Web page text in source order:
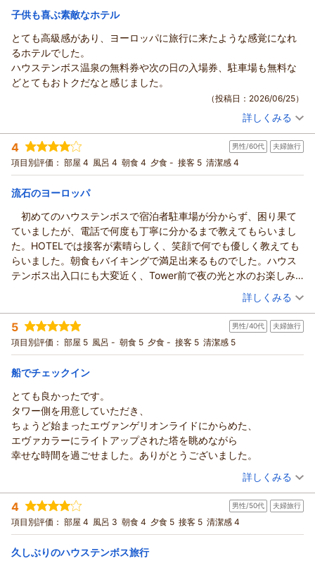
す。
ます。今後も、お越し頂くお客様お一人おひとりに、心に残る
めて参ります。是非、また近い将来、当ホテルへご帰館頂けま
す日を楽しみに心よりお待ち申し上げております。ありがとう
ございました。
食べ続ける気持ちもなくなってしまいした。謝罪も丁寧にしてい
ただきましたがやはり残念な気持ちは大きいです。もしまた機会
があれば1人のときは、和食か洋食コースにするべきかとまた1人
ブッフェでは自分の方が気をつけるべきマナーもまだまだあるな
と反省もし、結果として良い経験ができました。
素敵なホテルヨーロッパで、素敵なスタッフさん方々素敵な時間
宿泊価格帯： 30,001円以上(大人一人あたり/税込)
ホテルヨーロッパ ハウステンボスからの返信
先日は、ホテルヨーロッパにご宿泊頂き、誠にありがとうござ
いました。また、この度は、ご帰宅後のお忙しい時間を割い
て、ご丁寧なるご意見、ご感想をお寄せ頂きましたこと、重ね
て御礼申し上げます。20年ぶりにホテルヨーロッパへお帰りい
ただきましたことを大変光栄に思っております。また、ご滞在
中はバーでのひとときや、スタッフの対応につきまして温かい
お言葉を賜り、誠にありがとうございます。館内でのご挨拶や
お荷物のお預かり、パーク内のご案内など、スタッフへのお褒
めのお言葉は、私どもにとりまして何よりの励みでございま
す。しかしながら、ご朝食の際には、お食事の途中にもかかわ
食のお時間に残念なお気持ちをお掛けしましたこと、心よりお
詫び申し上げます。お客様ご自身のお気遣いまでお聞かせいた
だきましたが、本来であれば、スタッフがお客様のご利用状況
を十分に確認したうえで対応すべきことであり、配慮に欠ける
対応となりましたことを真摯に受け止めております。いただき
ましたご意見は関係部署とも共有し、同様のことがないよう確
お越しくださるお客様のご期待を超える喜びと感動をお届けで
きますよう、スタッフ一同より一層努力を重ねてまいりますの
で、末永いご愛顧を賜りますようお願い申し上げます。
ぜひまた近い将来お迎えできます日を、心よりお待ち申し上げ
子供も喜ぶ素敵なホテル
とても高級感があり、ヨーロッパに旅行に来たような感覚になれ
るホテルでした。
ハウステンボス温泉の無料券や次の日の入場券、駐車場も無料な
どとてもおトクだなと感じました。
（投稿日：2026/06/25）
投稿者： まゆさん(女性/40代)
宿泊プラン： 【じゃらんスペシャルウィーク】ハウステンボスステイプラン
（朝食付き）/6月開催
トリプル 朝のみ
宿泊価格帯： 20,001～21,000円(大人一人あたり/税込)
先日は、ホテルヨーロッパにご宿泊頂き、誠にありがとうござ
いました。また、ご帰宅後の貴重な時間を割いて、ご丁寧なる
ご意見、ご感想をお寄せ頂きましたこと、重ねて御礼申し上げ
ます。「ヨーロッパに旅行に来たような感覚になれるホテル」
とのお言葉を頂戴し、大変光栄に存じます。当ホテルならでは
の街並みや空間、そして非日常の雰囲気をお楽しみいただけた
ご様子が伺え、スタッフ一同大変嬉しく拝読いたしました。ま
た、ハウステンボス温泉のご利用や翌日の入場券、駐車場無料
などのご宿泊特典につきましても、ご満足いただけたとのこ
と、何よりでございます。
これからも、皆様に心からお寛ぎいただける上質な空間と、温
いります。
春夏秋冬、四季折々の色鮮やかな花が咲き誇り、季節毎に異な
る顔をお見せするハウステンボスへ是非ともまた足をお運び下
さいませ。心よりお待ち申し上げております。
（返信日：2026/06/28）
詳しくみる
4 男性/60代 夫婦旅行
項目別評価： 部屋 4 風呂 4 朝食 4 夕食 - 接客 5 清潔感 4
流石のヨーロッパ
初めてのハウステンボスで宿泊者駐車場が分からず、困り果て
ていましたが、電話で何度も丁寧に分かるまで教えてもらいまし
た。HOTELでは接客が素晴らしく、笑顔で何でも優しく教えても
らいました。朝食もバイキングで満足出来るものでした。ハウス
テンボス出入口にも大変近く、Tower前で夜の光と水のお楽しみ
も雨天でも直ぐに移動が出来てありがたかったです。部屋も清潔
感は十分ですが、たまたまティシュ箱を動かした時にゴミが結構
あったことが残念でした。全体的に大変満足しています。
（投稿日：2026/06/25）
宿泊時期： 2026年06月宿泊 (夫婦旅行)
投稿者： 信ちゃんさん
宿泊プラン： 【ハウステンボス最上位ホテル】ホテルヨーロッパリゾートプ
ラン（朝食付き）
ツイン 朝のみ
宿泊価格帯： 21,001～22,000円(大人一人あたり/税込)
ホテルヨーロッパ ハウステンボスからの返信
先日は、ホテルヨーロッパにご宿泊いただき、誠にありがとう
ございました。また、ご帰宅後の貴重なお時間を割いて、ご意
見を頂戴しましたこと、重ねて御礼申し上げます。初めてのハ
ウステンボスへのご旅行に際し、駐車場のご案内がお役に立て
ましたこと、またスタッフの対応につきまして温かいお言葉を
頂戴し、大変光栄に存じます。ご朝食やホテルの立地につきま
してもご満足いただき、夜のショーもお楽しみいただけたご様
子が伺え、スタッフ一同嬉しく拝読いたしました。しかしなが
ら、お部屋の清掃につきましては行き届かない点があり、ご不
快な思いをお掛けしましたこと、心よりお詫び申し上げます。
詳しくみる
5 男性/40代 夫婦旅行
項目別評価： 部屋 5 風呂 - 朝食 5 夕食 - 接客 5 清潔感 5
船でチェックイン
とても良かったです。
タワー側を用意していただき、
ちょうど始まったエヴァンゲリオンライドにからめた、
エヴァカラーにライトアップされた塔を眺めながら
幸せな時間を過ごせました。ありがとうございました。
（投稿日：2026/06/11）
宿泊時期： 2026年04月宿泊 (夫婦旅行)
投稿者： ひささん(男性/40代)
宿泊プラン： 【じゃらんスペシャルウィーク】 ハウステンボスステイプラン
（朝食付き)
ツイン 朝のみ
宿泊価格帯： 22,001～23,000円(大人一人あたり/税込)
詳しくみる
4 男性/50代 夫婦旅行
項目別評価： 部屋 4 風呂 3 朝食 4 夕食 5 接客 5 清潔感 4
久しぶりのハウステンボス旅行